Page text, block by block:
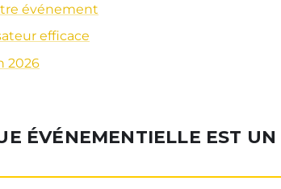
événement
efficace
2026
ÉVÉNEMENTIELLE EST UN